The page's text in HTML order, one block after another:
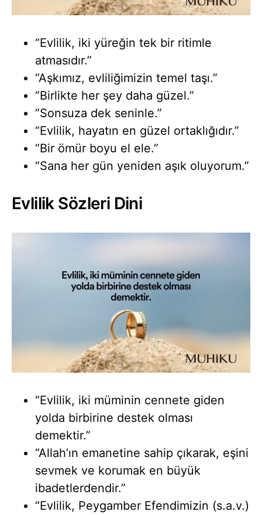
“Evlilik, iki yüreğin tek bir ritimle
atmasıdır.”
“Aşkımız, evliliğimizin temel taşı.”
“Birlikte her şey daha güzel.”
“Sonsuza dek seninle.”
“Evlilik, hayatın en güzel ortaklığıdır.”
“Bir ömür boyu el ele.”
“Sana her gün yeniden aşık oluyorum.”
Evlilik Sözleri Dini
“Evlilik, iki müminin cennete giden
yolda birbirine destek olması
demektir.”
“Allah’ın emanetine sahip çıkarak, eşini
sevmek ve korumak en büyük
ibadetlerdendir.”
“Evlilik, Peygamber Efendimizin (s.a.v.)